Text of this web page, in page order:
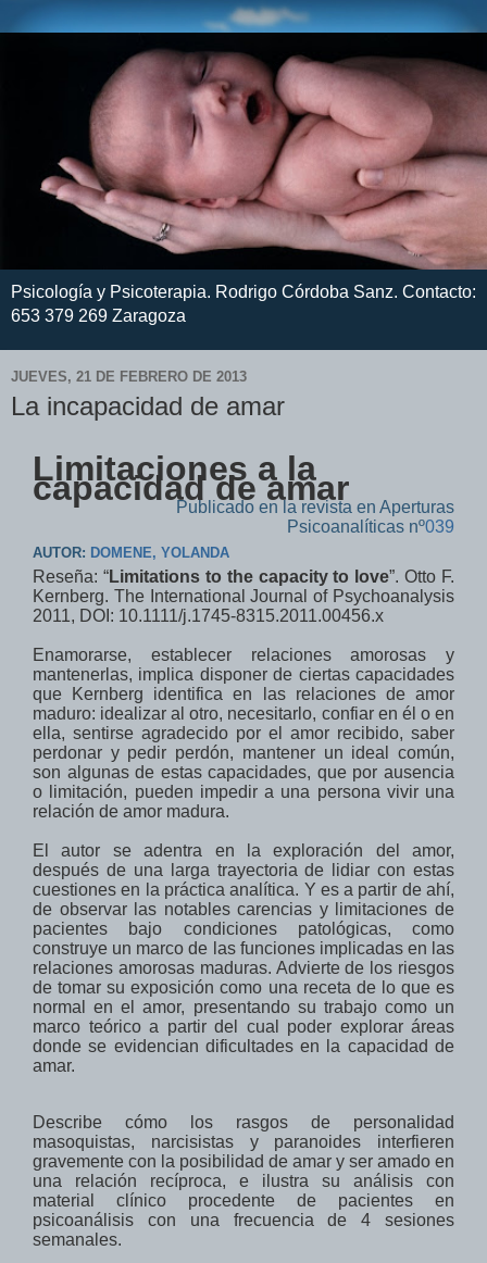
Psicología y Psicoterapia. Rodrigo Córdoba Sanz. Contacto:
653 379 269 Zaragoza
JUEVES, 21 DE FEBRERO DE 2013
La incapacidad de amar
Limitaciones a la
capacidad de amar
Publicado en la revista en Aperturas
Psicoanalíticas nº039
AUTOR: DOMENE, YOLANDA
Reseña: “Limitations to the capacity to love”.Otto F.
Kernberg. The International Journal of Psychoanalysis
2011, DOI: 10.1111/j.1745-8315.2011.00456.x
Enamorarse, establecer relaciones amorosas y
mantenerlas, implica disponer de ciertas capacidades
que Kernberg identifica en las relaciones de amor
maduro: idealizar al otro, necesitarlo, confiar en él o en
ella, sentirse agradecido por el amor recibido, saber
perdonar y pedir perdón, mantener un ideal común,
son algunas de estas capacidades, que por ausencia
o limitación, pueden impedir a una persona vivir una
relación de amor madura.
El autor se adentra en la exploración del amor,
después de una larga trayectoria de lidiar con estas
cuestiones en la práctica analítica. Y es a partir de ahí,
de observar las notables carencias y limitaciones de
pacientes bajo condiciones patológicas, como
construye un marco de las funciones implicadas en las
relaciones amorosas maduras. Advierte de los riesgos
de tomar su exposición como una receta de lo que es
normal en el amor, presentando su trabajo como un
marco teórico a partir del cual poder explorar áreas
donde se evidencian dificultades en la capacidad de
amar.
Describe cómo los rasgos de personalidad
masoquistas, narcisistas y paranoides interfieren
gravemente con la posibilidad de amar y ser amado en
una relación recíproca, e ilustra su análisis con
material clínico procedente de pacientes en
psicoanálisis con una frecuencia de 4 sesiones
semanales.